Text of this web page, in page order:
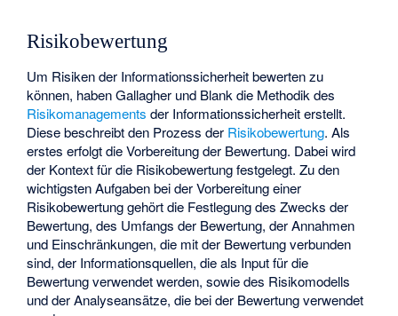
Risikobewertung
Um Risiken der Informationssicherheit bewerten zu
können, haben Gallagher und Blank die Methodik des
Risikomanagements der Informationssicherheit erstellt.
Diese beschreibt den Prozess der Risikobewertung. Als
erstes erfolgt die Vorbereitung der Bewertung. Dabei wird
der Kontext für die Risikobewertung festgelegt. Zu den
wichtigsten Aufgaben bei der Vorbereitung einer
Risikobewertung gehört die Festlegung des Zwecks der
Bewertung, des Umfangs der Bewertung, der Annahmen
und Einschränkungen, die mit der Bewertung verbunden
sind, der Informationsquellen, die als Input für die
Bewertung verwendet werden, sowie des Risikomodells
und der Analyseansätze, die bei der Bewertung verwendet